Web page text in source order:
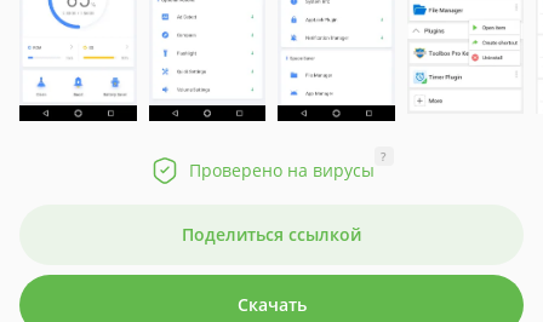
Проверено на вирусы
?
Поделиться ссылкой
Скачать